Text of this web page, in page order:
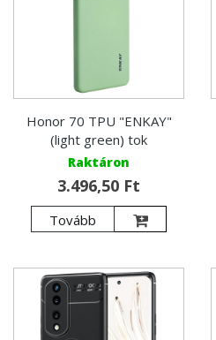
Honor 70 TPU "ENKAY"
(light green) tok
Raktáron
3.496,50 Ft
Tovább